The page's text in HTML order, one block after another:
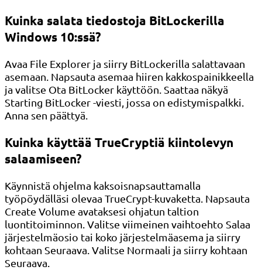
Kuinka salata tiedostoja BitLockerilla
Windows 10:ssä?
Avaa File Explorer ja siirry BitLockerilla salattavaan
asemaan. Napsauta asemaa hiiren kakkospainikkeella
ja valitse Ota BitLocker käyttöön. Saattaa näkyä
Starting BitLocker -viesti, jossa on edistymispalkki.
Anna sen päättyä.
Kuinka käyttää TrueCryptiä kiintolevyn
salaamiseen?
Käynnistä ohjelma kaksoisnapsauttamalla
työpöydälläsi olevaa TrueCrypt-kuvaketta. Napsauta
Create Volume avataksesi ohjatun taltion
luontitoiminnon. Valitse viimeinen vaihtoehto Salaa
järjestelmäosio tai koko järjestelmäasema ja siirry
kohtaan Seuraava. Valitse Normaali ja siirry kohtaan
Seuraava.